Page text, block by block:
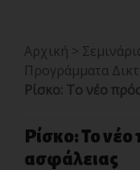
Αρχική >
Προγράμματα
Ρίσκο: Το νέο
Ρίσκο: Το
ασφάλειας